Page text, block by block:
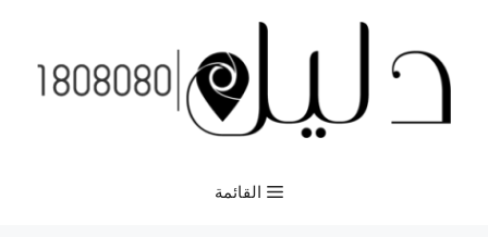
المحتوى
القائمة